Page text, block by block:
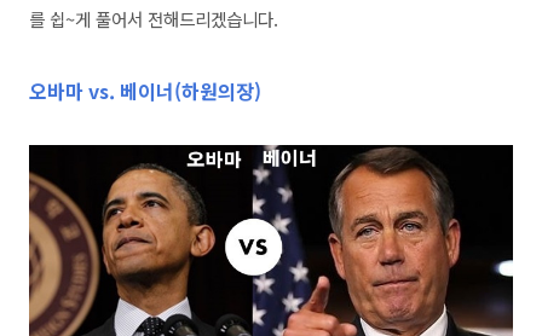
를 쉽~게 풀어서 전해드리겠습니다.
오바마 vs. 베이너(하원의장)